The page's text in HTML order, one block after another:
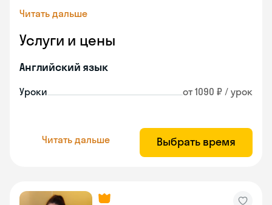
Читать дальше
Услуги и цены
Английский язык
Уроки от 1090 ₽ / урок
Читать дальше Выбрать время